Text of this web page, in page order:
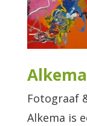
Fotograaf
Alkema is